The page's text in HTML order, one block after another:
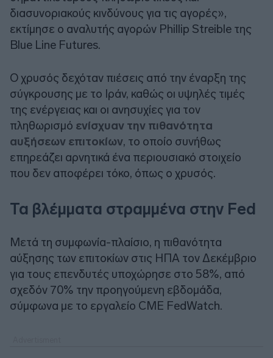
διασυνοριακούς κινδύνους για τις αγορές»,
εκτίμησε ο αναλυτής αγορών Phillip Streible της
Blue Line Futures.
Ο χρυσός δεχόταν πιέσεις από την έναρξη της
σύγκρουσης με το Ιράν, καθώς οι υψηλές τιμές
της ενέργειας και οι ανησυχίες για τον
πληθωρισμό ενίσχυαν την πιθανότητα
αυξήσεων επιτοκίων, το οποίο συνήθως
επηρεάζει αρνητικά ένα περιουσιακό στοιχείο
που δεν αποφέρει τόκο, όπως ο χρυσός.
Τα βλέμματα στραμμένα στην Fed
Μετά τη συμφωνία-πλαίσιο, η πιθανότητα
αύξησης των επιτοκίων στις ΗΠΑ τον Δεκέμβριο
για τους επενδυτές υποχώρησε στο 58%, από
σχεδόν 70% την προηγούμενη εβδομάδα,
σύμφωνα με το εργαλείο CME FedWatch.